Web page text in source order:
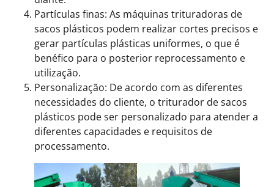
Partículas finas: As máquinas trituradoras de
sacos plásticos podem realizar cortes precisos e
gerar partículas plásticas uniformes, o que é
benéfico para o posterior reprocessamento e
utilização.
Personalização: De acordo com as diferentes
necessidades do cliente, o triturador de sacos
plásticos pode ser personalizado para atender a
diferentes capacidades e requisitos de
processamento.